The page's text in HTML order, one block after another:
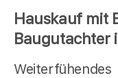
Hauskauf mit
Baugutachter
Weiterfühendes